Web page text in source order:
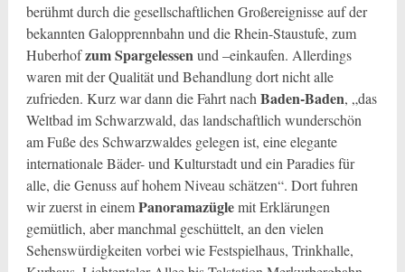
berühmt durch die gesellschaftlichen Großereignisse auf der
bekannten Galopprennbahn und die Rhein-Staustufe, zum
Huberhofzum Spargelessenund –einkaufen. Allerdings
waren mit der Qualität und Behandlung dort nicht alle
zufrieden. Kurz war dann die Fahrt nach Baden-Baden, „das
Weltbad im Schwarzwald, das landschaftlich wunderschön
am Fuße des Schwarzwaldes gelegen ist, eine elegante
internationale Bäder- und Kulturstadt und ein Paradies für
alle, die Genuss auf hohem Niveau schätzen“. Dort fuhren
wir zuerst in einemPanoramazüglemit Erklärungen
gemütlich, aber manchmal geschüttelt, an den vielen
Sehenswürdigkeiten vorbei wie Festspielhaus, Trinkhalle,